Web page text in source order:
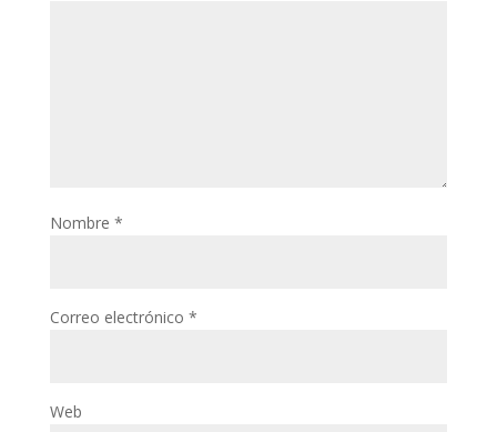
Nombre *
Correo electrónico *
Web